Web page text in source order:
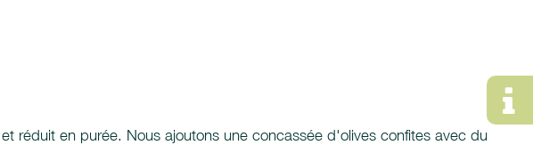
réduit en purée. Nous ajoutons une concassée d'olives confites avec du